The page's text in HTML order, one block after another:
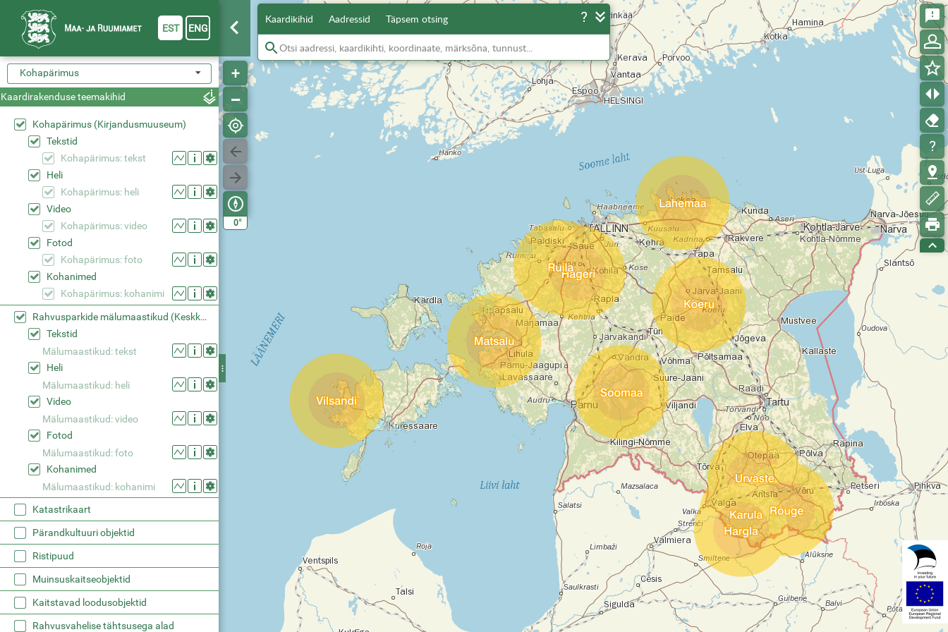
0°
Kaardikihid Aadressid Täpsem otsing
Kohapärimus
Kaardirakenduse teemakihid
Kohapärimus (Kirjandusmuuseum)
Tekstid
Kohapärimus: tekst
Heli
Kohapärimus: heli
Video
Kohapärimus: video
Fotod
Kohapärimus: foto
Kohanimed
Kohapärimus: kohanimi
Rahvusparkide mälumaastikud (Keskkonaaamet)
Tekstid
Mälumaastikud: tekst
Heli
Mälumaastikud: heli
Video
Mälumaastikud: video
Fotod
Mälumaastikud: foto
Kohanimed
Mälumaastikud: kohanimi
Katastrikaart
Pärandkultuuri objektid
Ristipuud
Muinsuskaitseobjektid
Kaitstavad loodusobjektid
Rahvusvahelise tähtsusega alad
EST ENG